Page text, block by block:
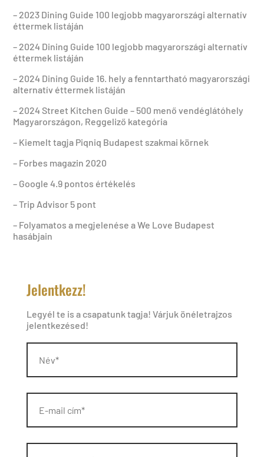
– 2023 Dining Guide 100 legjobb magyarországi alternatív
éttermek listáján
– 2024 Dining Guide 100 legjobb magyarországi alternatív
éttermek listáján
– 2024 Dining Guide 16. hely a fenntartható magyarországi
alternatív éttermek listáján
– 2024 Street Kitchen Guide – 500 menő vendéglátóhely
Magyarországon, Reggeliző kategória
– Kiemelt tagja Piqniq Budapest szakmai körnek
– Forbes magazin 2020
– Google 4.9 pontos értékelés
– Trip Advisor 5 pont
– Folyamatos a megjelenése a We Love Budapest
hasábjain
Jelentkezz!
Legyél te is a csapatunk tagja! Várjuk önéletrajzos
jelentkezésed!